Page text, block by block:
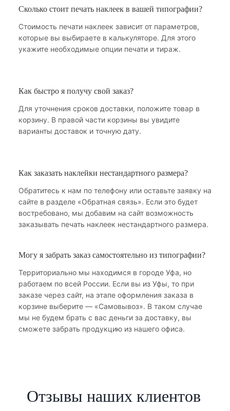
Сколько стоит печать наклеек в вашей типографии?
Стоимость печати наклеек зависит от параметров,
которые вы выбираете в калькуляторе. Для этого
укажите необходимые опции печати и тираж.
Как быстро я получу свой заказ?
Для уточнения сроков доставки, положите товар в
корзину. В правой части корзины вы увидите
варианты доставок и точную дату.
Как заказать наклейки нестандартного размера?
Обратитесь к нам по телефону или оставьте заявку на
сайте в разделе «Обратная связь». Если это будет
востребовано, мы добавим на сайт возможность
заказывать печать наклеек нестандартного размера.
Могу я забрать заказ самостоятельно из типографии?
Территориально мы находимся в городе Уфа, но
работаем по всей России. Если вы из Уфы, то при
заказе через сайт, на этапе оформления заказа в
корзине выберите — «Самовывоз». В таком случае
мы не будем брать с вас деньги за доставку, вы
сможете забрать продукцию из нашего офиса.
Отзывы наших клиентов